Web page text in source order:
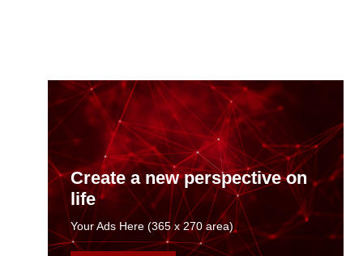
Create a new perspective on
life
Your Ads Here (365 x 270 area)